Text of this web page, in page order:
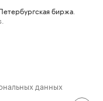
биржа
данных